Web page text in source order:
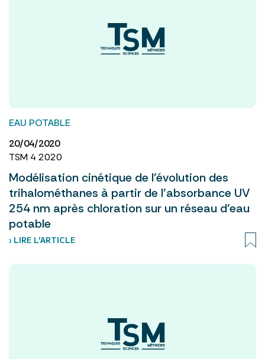
EAU POTABLE
20/04/2020
TSM 4 2020
Modélisation cinétique de l’évolution des
trihalométhanes à partir de l’absorbance UV
254 nm après chloration sur un réseau d’eau
potable
› LIRE L’ARTICLE